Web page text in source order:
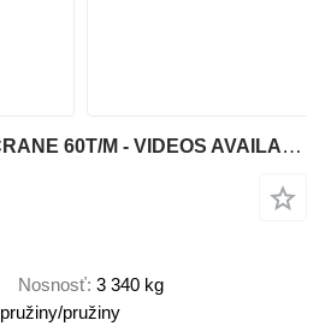
Volvo NL12 420 6x4 CRANE 60T/M - VIDEOS AVAILABLE
Nosnosť 3 340 kg
pružiny/pružiny